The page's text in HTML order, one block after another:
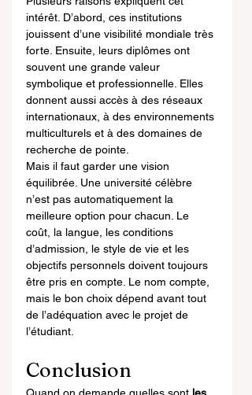
intérêt. D’abord, ces institutions
jouissent d’une visibilité mondiale très
forte. Ensuite, leurs diplômes ont
souvent une grande valeur
symbolique et professionnelle. Elles
donnent aussi accès à des réseaux
internationaux, à des environnements
multiculturels et à des domaines de
recherche de pointe.
Mais il faut garder une vision
équilibrée. Une université célèbre
n’est pas automatiquement la
meilleure option pour chacun. Le
coût, la langue, les conditions
d’admission, le style de vie et les
objectifs personnels doivent toujours
être pris en compte. Le nom compte,
mais le bon choix dépend avant tout
de l’adéquation avec le projet de
l’étudiant.
Conclusion